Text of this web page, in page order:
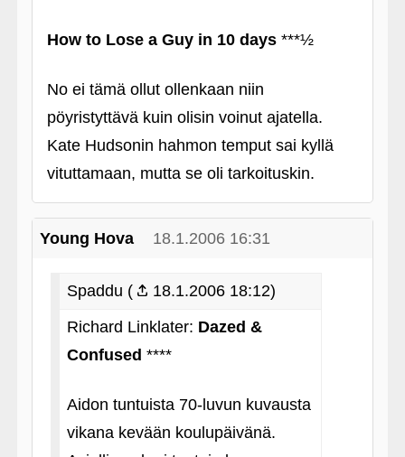
How to Lose a Guy in 10 days***½
No ei tämä ollut ollenkaan niin
pöyristyttävä kuin olisin voinut ajatella.
Kate Hudsonin hahmon temput sai kyllä
vituttamaan, mutta se oli tarkoituskin.
Young Hova 18.1.2006 16:31
Spaddu (
18.1.2006 18:12)
Richard Linklater: Dazed &
Confused ****
Aidon tuntuista 70-luvun kuvausta
vikana kevään koulupäivänä.